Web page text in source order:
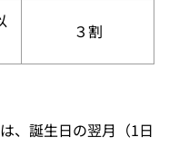
３割
、誕生日の翌月（1日